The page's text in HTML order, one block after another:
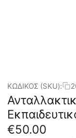
ΚΩΔΙΚΟΣ (SKU):
€50.00